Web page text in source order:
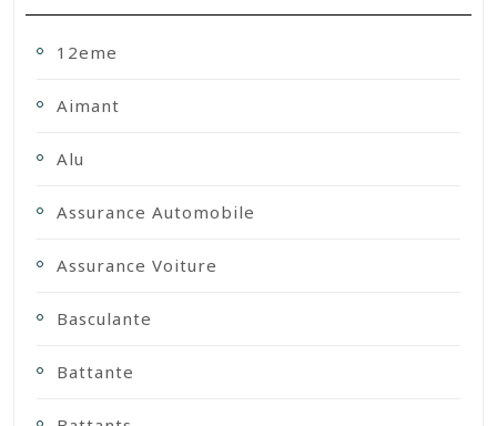
12eme
Aimant
Alu
Assurance Automobile
Assurance Voiture
Basculante
Battante